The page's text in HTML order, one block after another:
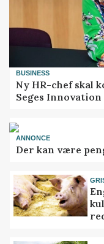
BUSINESS
Ny HR-chef skal
Seges Innovation
ANNONCE
Der kan være